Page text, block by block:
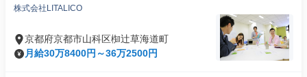
株式会社LITALICO
京都府京都市山科区椥辻草海道町
月給30万8400円～36万2500円